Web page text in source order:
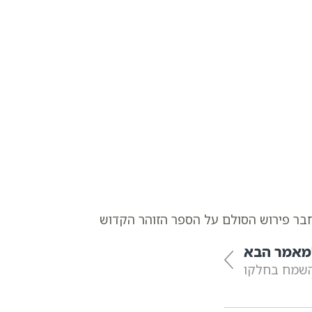
פירוש הסולם על הספר הזוהר הקדוש
הבא
בחלקו